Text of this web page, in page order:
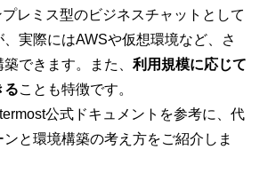
レミス型のビジネスチャットとして
実際にはAWSや仮想環境など、さ
できます。また、 利用規模に応じて
ることも特徴です。
公式ドキュメントを参考に、代
と環境構築の考え方をご紹介しま